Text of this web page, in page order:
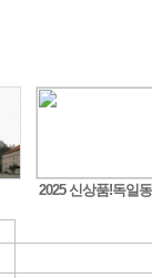
2025 신상품!독일